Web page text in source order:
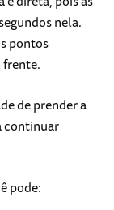
nela.
pontos
frente.
de prender a
continuar
pode: